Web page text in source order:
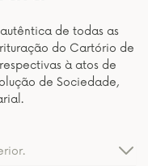
de todas as
do Cartório de
à atos de
de Sociedade,